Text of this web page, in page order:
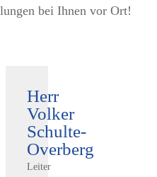
bei Ihnen vor Ort!
Herr
Volker
Schulte-
Overberg
Leiter